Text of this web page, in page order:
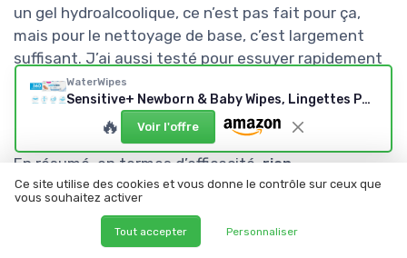
un gel hydroalcoolique, ce n’est pas fait pour ça,
mais pour le nettoyage de base, c’est largement
suffisant. J’ai aussi testé pour essuyer rapidement
une petite tache sur un vêtement ou un siège auto,
et ça dépanne, même si ce n’est pas sa fonction
En résumé, en termes d’efficacité,rien
d’extraordinaire mais efficace: ça nettoie bien, ça
paquet en deux jours. Si vous cherchez une lingette
WaterWipes
Sensitive+ Newborn & Baby Wipes, Lingettes Pour Nouveau-Nés et Bébés, 360 unités (6 paquets), 3-en-1 nettoie, soigne, protège, 99,9% d'eau, non parfumées 60 unité (Lot de 6)
🔥 Voir l'offre
Ce site utilise des cookies et vous donne le contrôle sur ceux que
vous souhaitez activer
Tout accepter Personnaliser